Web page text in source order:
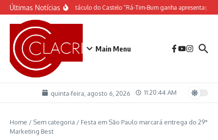
Ir para o conteúdo
Últimas NotíciasO espetáculo do Castelo “Rá-Tim-Bum ganha apresentação
Main Menu
quinta-feira, agosto 6, 2026 11:20:45 AM
Home / Sem categoria / Festa em São Paulo marcará entrega do 29°
Marketing Best